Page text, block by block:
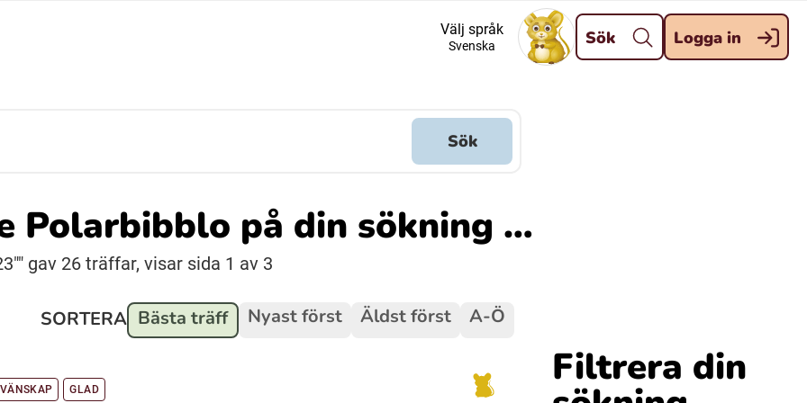
Stäng
Davvisámegiella (Nordsamiska)
Resanderomani (Romska) Kelderash (Romska)
Välj språk
Svenska Sök Logga in
Sök
Polarbibblo på din sökning …
gav 26 träffar, visar sida 1 av 3
Filtrera din
SORTERA Bästa träff Nyast först Äldst först A-Ö
GLAD